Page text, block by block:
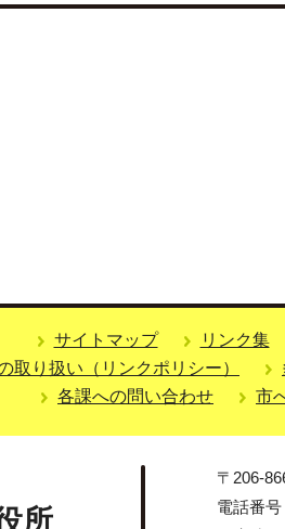
サイトマップ リンク集
取り扱い（リンクポリシー）
各課への問い合わせ
市
所
〒206-
電話番号